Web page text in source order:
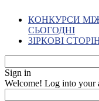
КОНКУРСИ
СЬОГОДНІ
ЗІРКОВІ
Sign in
Welcome! Log into your